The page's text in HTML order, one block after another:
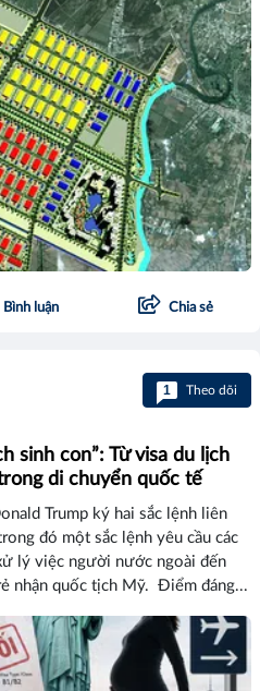
Bình luận Chia sẻ
1 Theo dõi
sinh con”: Từ visa du lịch
di chuyển quốc tế
Trump ký hai sắc lệnh liên
đó một sắc lệnh yêu cầu các
lý việc người nước ngoài đến
nhận quốc tịch Mỹ. Điểm đáng...